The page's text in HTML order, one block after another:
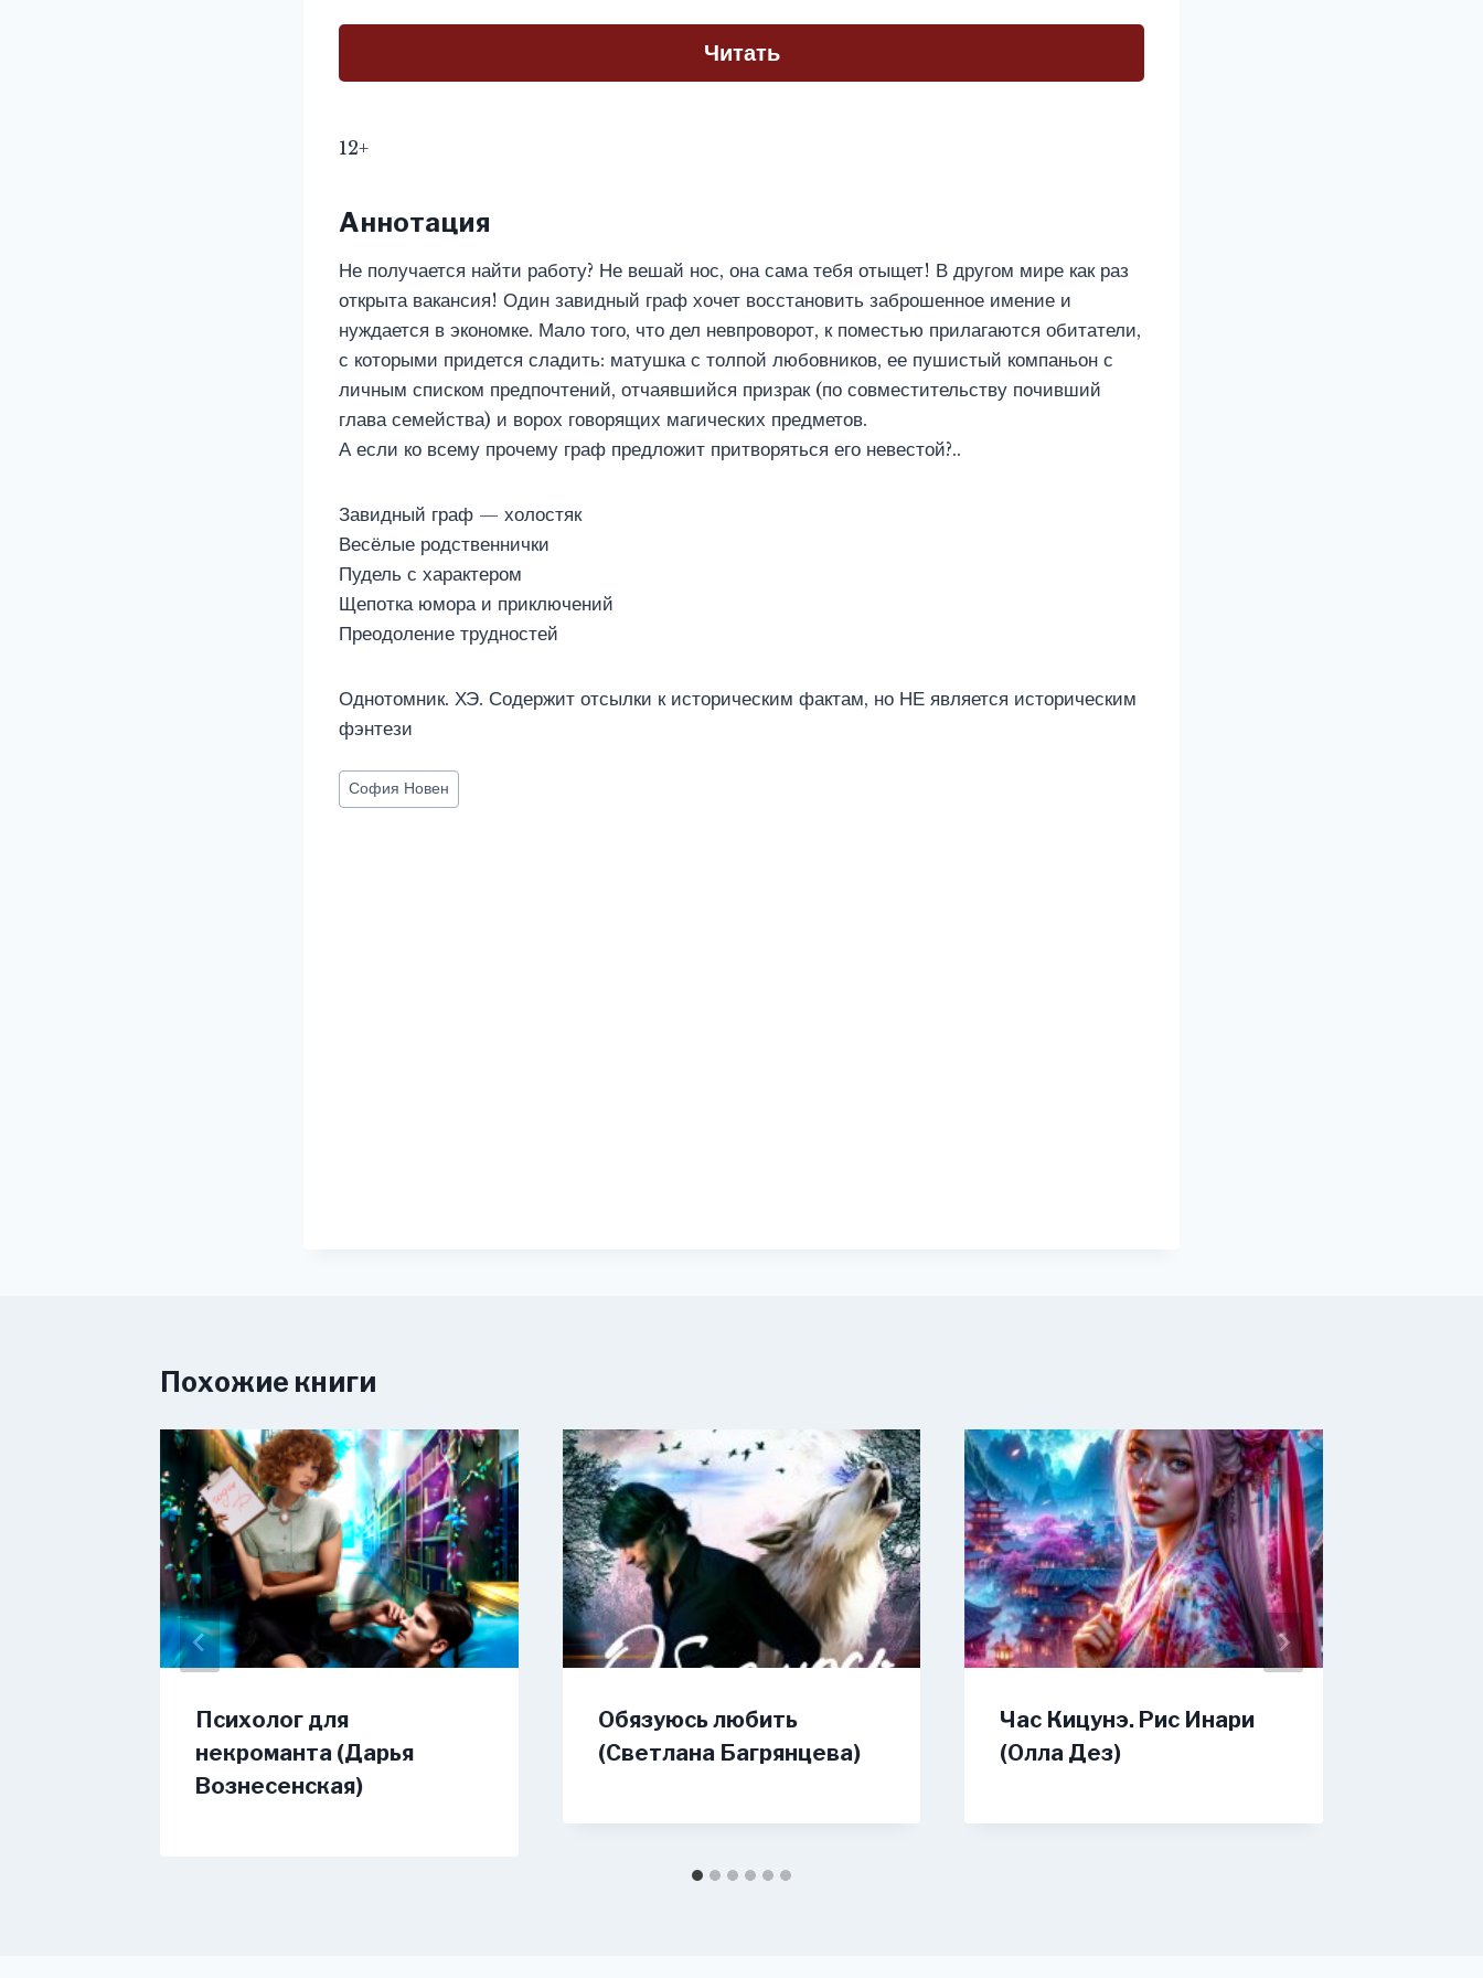
Читать
12+
Аннотация
Не получается найти работу? Не вешай нос, она сама тебя отыщет! В другом мире как раз
открыта вакансия! Один завидный граф хочет восстановить заброшенное имение и
нуждается в экономке. Мало того, что дел невпроворот, к поместью прилагаются обитатели,
с которыми придется сладить: матушка с толпой любовников, ее пушистый компаньон с
личным списком предпочтений, отчаявшийся призрак (по совместительству почивший
глава семейства) и ворох говорящих магических предметов.
А если ко всему прочему граф предложит притворяться его невестой?..
Завидный граф — холостяк
Весёлые родственнички
Пудель с характером
Щепотка юмора и приключений
Преодоление трудностей
Однотомник. ХЭ. Содержит отсылки к историческим фактам, но НЕ является историческим
фэнтези
Метки
записи:
София Новен
Похожие книги
Психолог для
некроманта (Дарья
Вознесенская)
Обязуюсь любить
(Светлана Багрянцева)
Час Кицунэ. Рис Инари
(Олла Дез)